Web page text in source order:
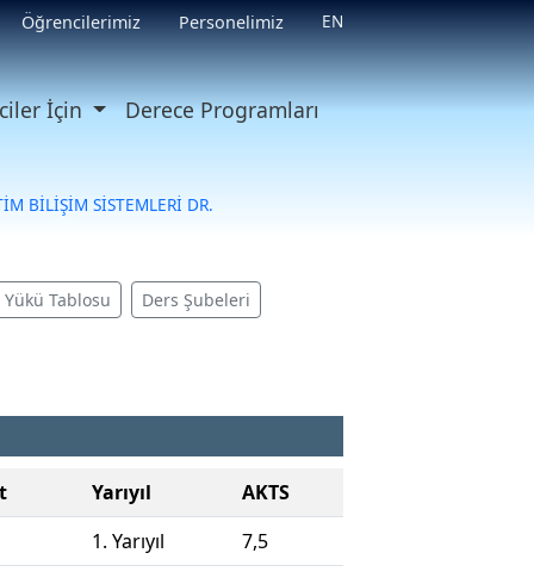
Öğrencilerimiz Personelimiz EN
İçin Derece Programları
BİLİŞİM SİSTEMLERİ DR.
Yükü Tablosu Ders Şubeleri
Yarıyıl
AKTS
1. Yarıyıl 7,5